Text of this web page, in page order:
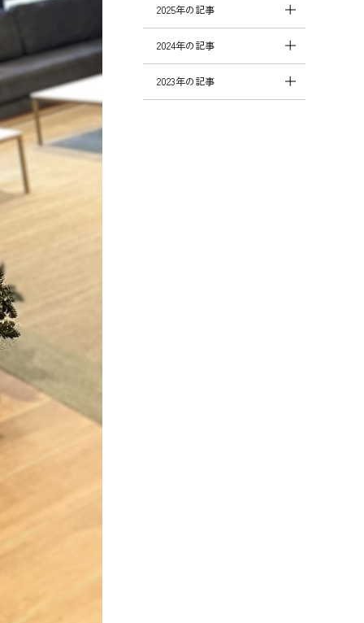
2025年の記事
2024年の記事
2023年の記事